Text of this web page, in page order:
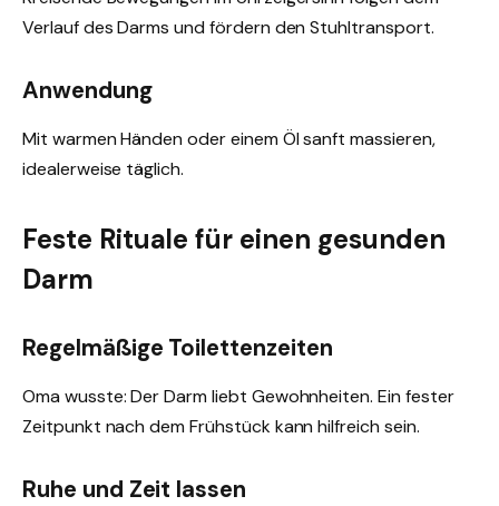
Verlauf des Darms und fördern den Stuhltransport.
Anwendung
Mit warmen Händen oder einem Öl sanft massieren,
idealerweise täglich.
Feste Rituale für einen gesunden
Darm
Regelmäßige Toilettenzeiten
Oma wusste: Der Darm liebt Gewohnheiten. Ein fester
Zeitpunkt nach dem Frühstück kann hilfreich sein.
Ruhe und Zeit lassen